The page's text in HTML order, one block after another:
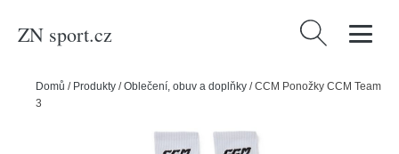
ZN sport.cz Vyhledávání
Domů / Produkty /Oblečení, obuv a doplňky /CCM Ponožky CCM Team
3-pack, bílá, 43-45